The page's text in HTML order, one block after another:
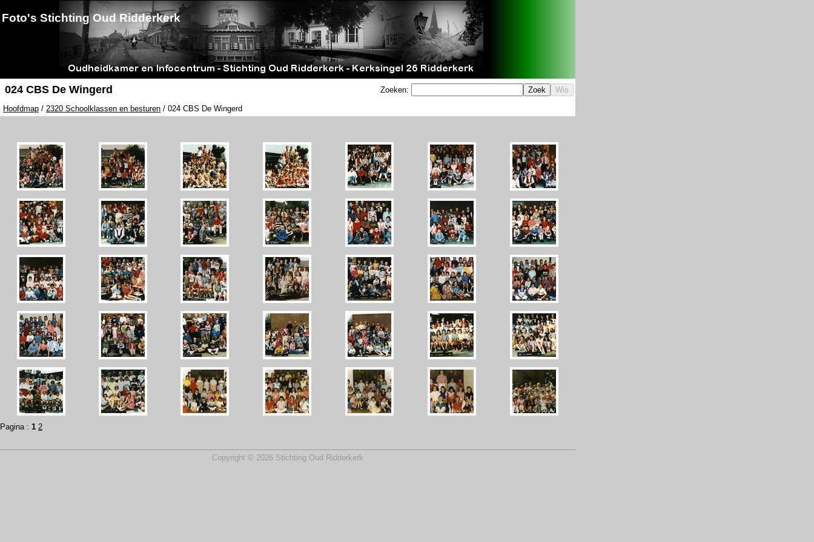
Foto's Stichting Oud Ridderkerk
024 CBS De Wingerd Zoeken:
Hoofdmap / 2320 Schoolklassen en besturen / 024 CBS De Wingerd
Pagina : 1 2
Copyright © 2026 Stichting Oud Ridderkerk